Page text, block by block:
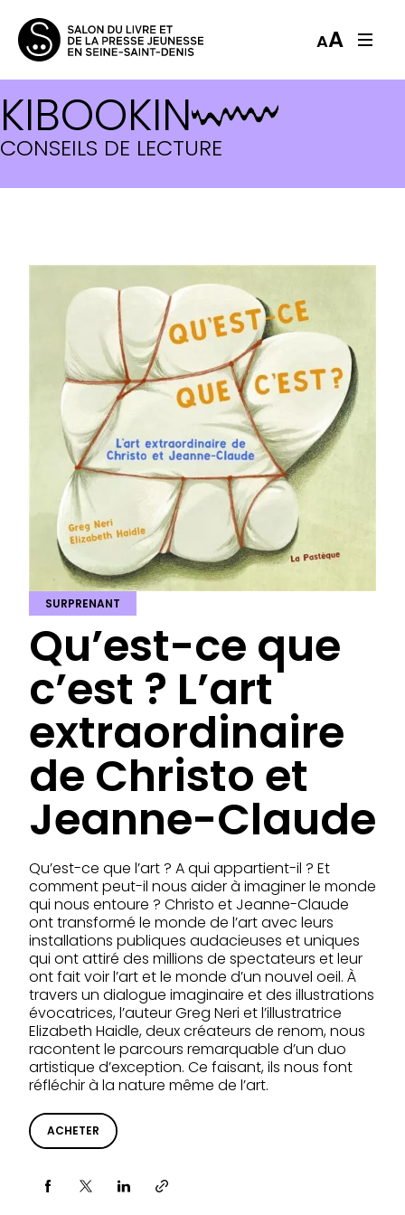
AA
KIBOOKIN
CONSEILS DE LECTURE
SURPRENANT
Qu’est-ce que
c’est ? L’art
extraordinaire
de Christo et
Jeanne-Claude
Qu’est-ce que l’art ? A qui appartient-il ? Et
comment peut-il nous aider à imaginer le monde
qui nous entoure ? Christo et Jeanne-Claude
ont transformé le monde de l’art avec leurs
installations publiques audacieuses et uniques
qui ont attiré des millions de spectateurs et leur
ont fait voir l’art et le monde d’un nouvel oeil. À
travers un dialogue imaginaire et des illustrations
évocatrices, l’auteur Greg Neri et l’illustratrice
Elizabeth Haidle, deux créateurs de renom, nous
racontent le parcours remarquable d’un duo
artistique d’exception. Ce faisant, ils nous font
réfléchir à la nature même de l’art.
ACHETER
Partager via